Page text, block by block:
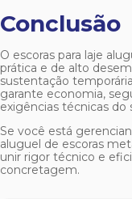
Conclusão
O escoras para laje
prática e de alto
sustentação
garante economia,
exigências técnicas do
Se você está
aluguel de escoras
unir rigor técnico e
concretagem.